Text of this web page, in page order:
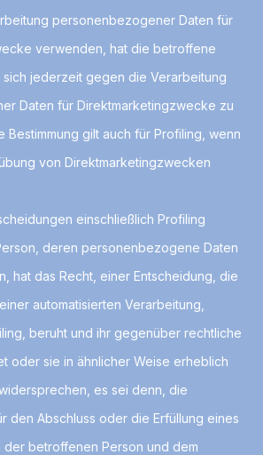
personenbezogener Daten für
verwenden, hat die betroffene
sich jederzeit gegen die Verarbeitung
Daten für Direktmarketingzwecke zu
Bestimmung gilt auch für Profiling, wenn
von Direktmarketingzwecken
einschließlich Profiling
deren personenbezogene Daten
hat das Recht, einer Entscheidung, die
automatisierten Verarbeitung,
beruht und ihr gegenüber rechtliche
oder sie in ähnlicher Weise erheblich
es sei denn, die
den Abschluss oder die Erfüllung eines
der betroffenen Person und dem